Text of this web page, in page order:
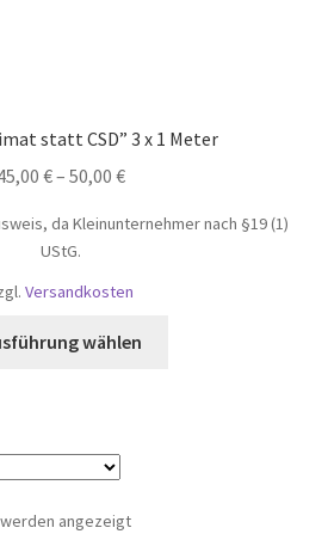
statt CSD” 3 x 1 Meter
€– 50,00 €
da Kleinunternehmer nach §19 (1)
UStG.
Versandkosten
wählen
angezeigt